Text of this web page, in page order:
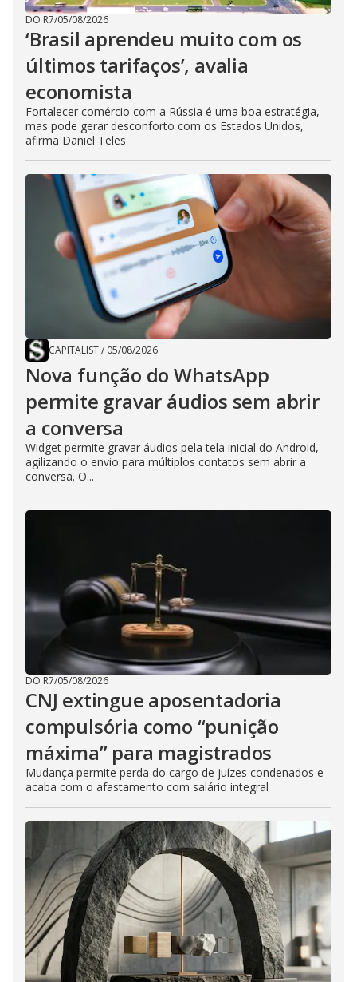
DO R7/05/08/2026
‘Brasil aprendeu muito com os
últimos tarifaços’, avalia
economista
Fortalecer comércio com a Rússia é uma boa estratégia,
mas pode gerar desconforto com os Estados Unidos,
afirma Daniel Teles
CAPITALIST/ 05/08/2026
Nova função do WhatsApp
permite gravar áudios sem abrir
a conversa
Widget permite gravar áudios pela tela inicial do Android,
agilizando o envio para múltiplos contatos sem abrir a
conversa. O...
DO R7/05/08/2026
CNJ extingue aposentadoria
compulsória como “punição
máxima” para magistrados
Mudança permite perda do cargo de juízes condenados e
acaba com o afastamento com salário integral